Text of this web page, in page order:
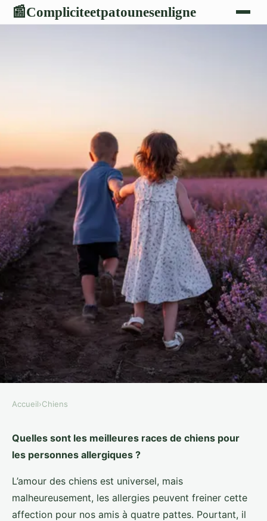
📰Compliciteetpatounesenligne
Quelles sont les meilleures races
de chiens pour les personnes
allergiques ?
Accueil›Chiens
Quelles sont les meilleures races de chiens pour
les personnes allergiques ?
L’amour des chiens est universel, mais
malheureusement, les allergies peuvent freiner cette
affection pour nos amis à quatre pattes. Pourtant, il